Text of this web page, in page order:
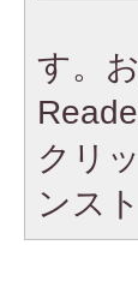
す。
クリ
ンス